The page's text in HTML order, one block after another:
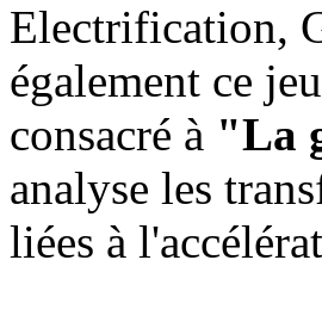
Electrification,
également ce
consacré à "La
analyse les
liées à